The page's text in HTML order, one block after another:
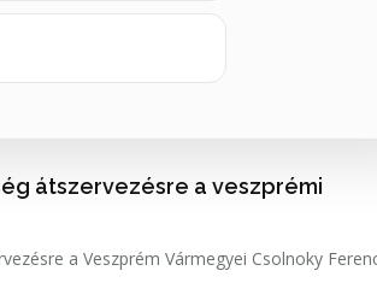
átszervezésre a veszprémi
a Veszprém Vármegyei Csolnoky